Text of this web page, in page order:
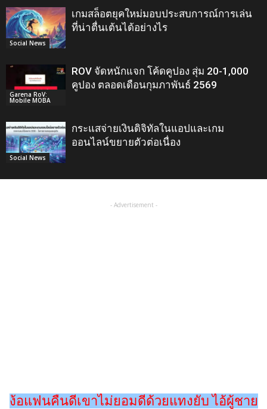
Social News
เกมสล็อตยุคใหม่มอบประสบการณ์การเล่น
ที่น่าตื่นเต้นได้อย่างไร
Garena RoV:
Mobile MOBA
ROV จัดหนักแจก โค้ดคูปอง สุ่ม 20-1,000
คูปอง ตลอดเดือนกุมภาพันธ์ 2569
Social News
กระแสจ่ายเงินดิจิทัลในแอปและเกม
ออนไลน์ขยายตัวต่อเนื่อง
- Advertisement -
ง้อแฟนคืนดีเขาไม่ยอมดีด้วยแทงยับ ไอ้ผู้ชาย